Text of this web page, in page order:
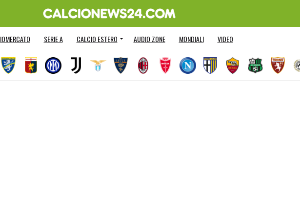
SERIE A CALCIO ESTERO AUDIO ZONE MONDIALI VIDEO